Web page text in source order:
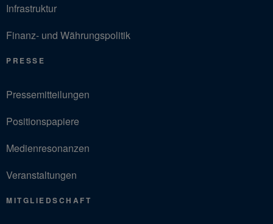
Infrastruktur
Finanz- und Währungspolitik
PRESSE
Pressemitteilungen
Positionspapiere
Medienresonanzen
Veranstaltungen
MITGLIEDSCHAFT